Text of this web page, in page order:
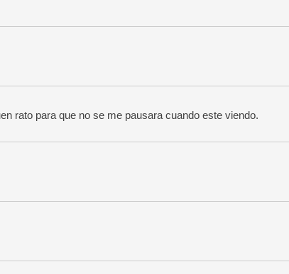
rato para que no se me pausara cuando este viendo.